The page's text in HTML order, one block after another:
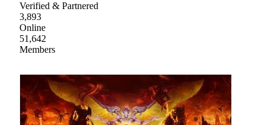
Verified & Partnered
3,893
Online
51,642
Members